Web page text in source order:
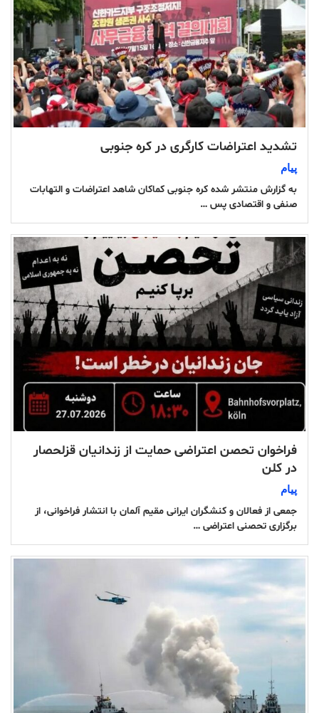
تشدید اعتراضات کارگری در کره جنوبی
پیام
به گزارش منتشر شده کره جنوبی کماکان شاهد اعتراضات و التهابات
صنفی و اقتصادی پس …
فراخوان تحصن اعتراضی حمایت از زندانیان قزلحصار
در کلن
پیام
جمعی از فعالان و کنشگران ایرانی مقیم آلمان با انتشار فراخوانی، از
برگزاری تحصنی اعتراضی …